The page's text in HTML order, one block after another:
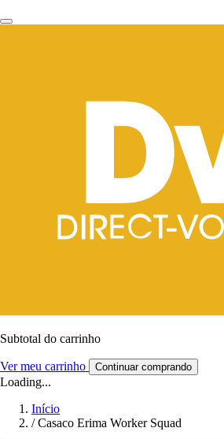
Subtotal do carrinho
Ver meu carrinho Continuar comprando
Loading...
Início
/ Casaco Erima Worker Squad